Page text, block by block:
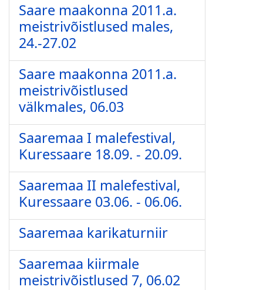
Saare maakonna 2011.a.
meistrivõistlused males,
24.-27.02
Saare maakonna 2011.a.
meistrivõistlused
välkmales, 06.03
Saaremaa I malefestival,
Kuressaare 18.09. - 20.09.
Saaremaa II malefestival,
Kuressaare 03.06. - 06.06.
Saaremaa karikaturniir
Saaremaa kiirmale
meistrivõistlused 7, 06.02